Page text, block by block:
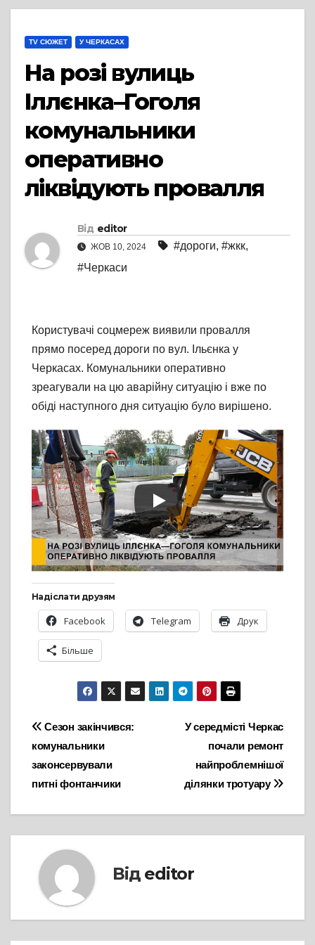
TV СЮЖЕТ У ЧЕРКАСАХ
На розі вулиць
Іллєнка–Гоголя
комунальники
оперативно
ліквідують провалля
Від editor
ЖОВ 10, 2024 #дороги, #жкк,
#Черкаси
Користувачі соцмереж виявили провалля
прямо посеред дороги по вул. Ільєнка у
Черкасах. Комунальники оперативно
зреагували на цю аварійну ситуацію і вже по
обіді наступного дня ситуацію було вирішено.
Надіслати друзям
Facebook Telegram Друк
Більше
Навігація
записів
У середмісті Черкас
почали ремонт
найпроблемнішої
ділянки тротуару
Сезон закінчився:
комунальники
законсервували
питні фонтанчики
Від editor